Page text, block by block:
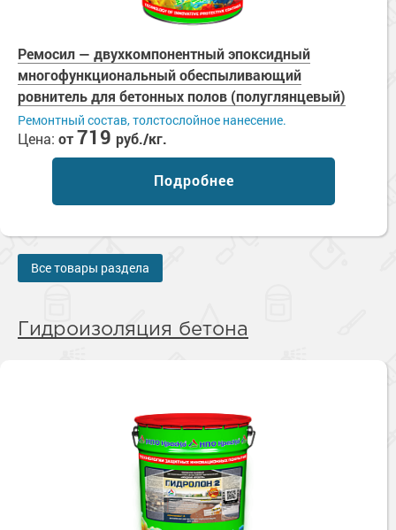
Ремосил — двухкомпонентный эпоксидный
многофункциональный обеспыливающий
ровнитель для бетонных полов (полуглянцевый)
Ремонтный состав, толстослойное нанесение.
Цена: от719 руб./кг.
Подробнее
Все товары раздела
Гидроизоляция бетона